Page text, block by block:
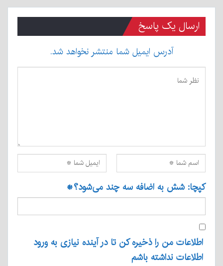
ارسال یک پاسخ
آدرس ایمیل شما منتشر نخواهد شد.
کپچا: شش به اضافه سه چند می‌شود؟*
اطلاعات من را ذخیره کن تا در آینده نیازی به ورود
اطلاعات نداشته باشم